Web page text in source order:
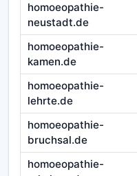
homoeopathie-
neustadt.de
homoeopathie-
kamen.de
homoeopathie-
lehrte.de
homoeopathie-
bruchsal.de
homoeopathie-